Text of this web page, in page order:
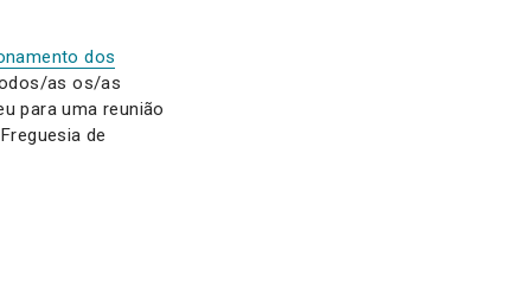
dos
as os/as
para uma reunião
de